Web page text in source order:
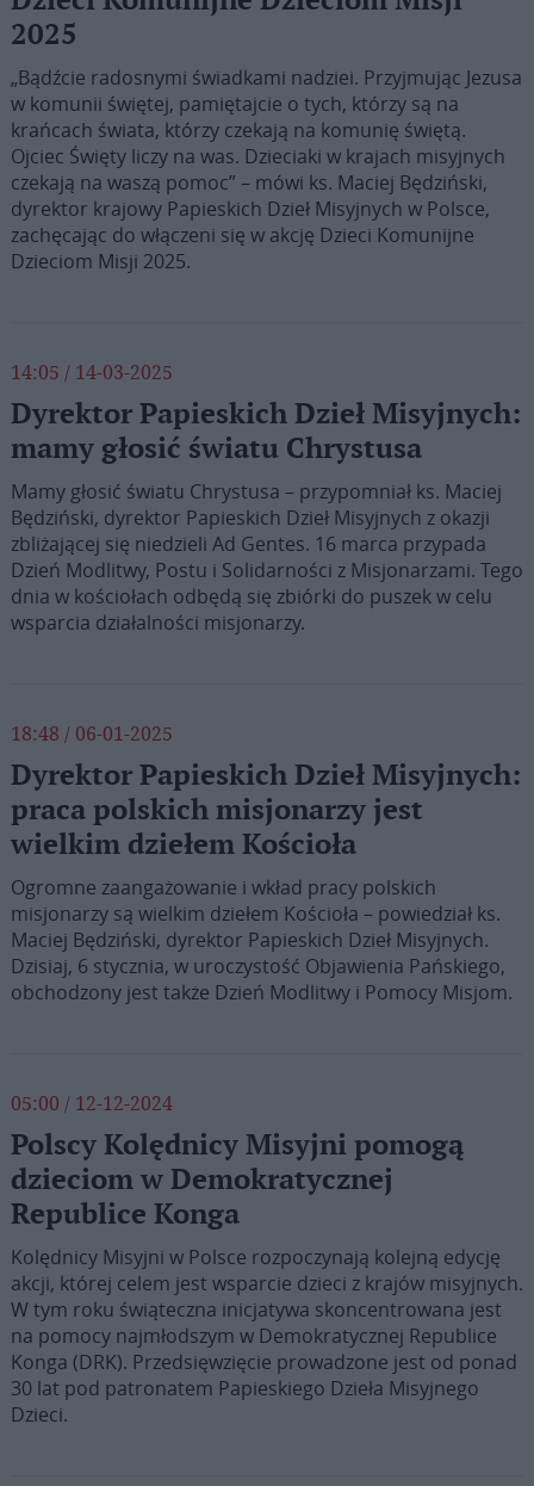
2025
„Bądźcie radosnymi świadkami nadziei. Przyjmując Jezusa
w komunii świętej, pamiętajcie o tych, którzy są na
krańcach świata, którzy czekają na komunię świętą.
Ojciec Święty liczy na was. Dzieciaki w krajach misyjnych
czekają na waszą pomoc” – mówi ks. Maciej Będziński,
dyrektor krajowy Papieskich Dzieł Misyjnych w Polsce,
zachęcając do włączeni się w akcję Dzieci Komunijne
Dzieciom Misji 2025.
14:05 / 14-03-2025
Dyrektor Papieskich Dzieł Misyjnych:
mamy głosić światu Chrystusa
Mamy głosić światu Chrystusa – przypomniał ks. Maciej
Będziński, dyrektor Papieskich Dzieł Misyjnych z okazji
zbliżającej się niedzieli Ad Gentes. 16 marca przypada
Dzień Modlitwy, Postu i Solidarności z Misjonarzami. Tego
dnia w kościołach odbędą się zbiórki do puszek w celu
wsparcia działalności misjonarzy.
18:48 / 06-01-2025
Dyrektor Papieskich Dzieł Misyjnych:
praca polskich misjonarzy jest
wielkim dziełem Kościoła
Ogromne zaangażowanie i wkład pracy polskich
misjonarzy są wielkim dziełem Kościoła – powiedział ks.
Maciej Będziński, dyrektor Papieskich Dzieł Misyjnych.
Dzisiaj, 6 stycznia, w uroczystość Objawienia Pańskiego,
obchodzony jest także Dzień Modlitwy i Pomocy Misjom.
05:00 / 12-12-2024
Polscy Kolędnicy Misyjni pomogą
dzieciom w Demokratycznej
Republice Konga
Kolędnicy Misyjni w Polsce rozpoczynają kolejną edycję
akcji, której celem jest wsparcie dzieci z krajów misyjnych.
W tym roku świąteczna inicjatywa skoncentrowana jest
na pomocy najmłodszym w Demokratycznej Republice
Konga (DRK). Przedsięwzięcie prowadzone jest od ponad
30 lat pod patronatem Papieskiego Dzieła Misyjnego
Dzieci.